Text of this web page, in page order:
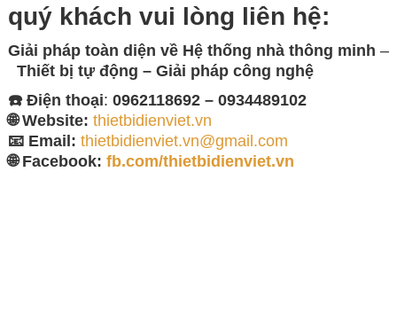
quý khách vui lòng liên hệ:
Giải pháp toàn diện về Hệ thống nhà thông minh –
Thiết bị tự động – Giải pháp công nghệ
☎️ Điện thoại: 0962118692 – 0934489102
🌐 Website: thietbidienviet.vn
📧 Email: thietbidienviet.vn@gmail.com
🌐 Facebook: fb.com/thietbidienviet.vn